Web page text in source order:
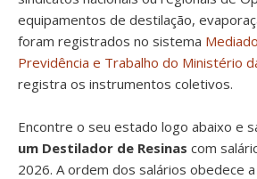
equipamentos de destilação,
foram registrados no sistema
Previdência e Trabalho do Ministério
registra os instrumentos coletivos.
Encontre o seu estado logo abaixo e
um Destilador de Resinas com
2026. A ordem dos salários obedece